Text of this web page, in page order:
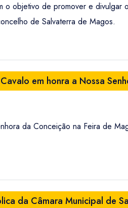
o objetivo de promover e divulgar
de Salvaterra de Magos.
em honra a Nossa
da Conceição na Feira de
da Câmara Municipal de